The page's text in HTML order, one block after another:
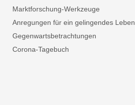
Marktforschung-Werkzeuge
Anregungen für ein gelingendes Leben
Gegenwartsbetrachtungen
Corona-Tagebuch